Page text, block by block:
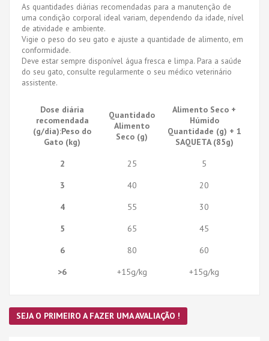
As quantidades diárias recomendadas para a manutenção de
uma condição corporal ideal variam, dependendo da idade, nível
de atividade e ambiente.
Vigie o peso do seu gato e ajuste a quantidade de alimento, em
conformidade.
Deve estar sempre disponível água fresca e limpa. Para a saúde
do seu gato, consulte regularmente o seu médico veterinário
assistente.
Dose diária
recomendada
(g/dia):Peso do
Gato (kg)
Quantidado
Alimento
Seco (g)
Alimento Seco +
Húmido
Quantidade (g) + 1
SAQUETA (85g)
2
25
5
3
40
20
4
55
30
5
65
45
6
80
60
>6
+15g/kg +15g/kg
SEJA O PRIMEIRO A FAZER UMA AVALIAÇÃO !